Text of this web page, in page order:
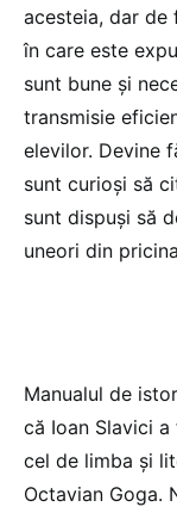
acesteia, dar de
în care este
sunt bune și
transmisie
elevilor. Devine
sunt curioși să
sunt dispuși să
uneori din
Manualul de
că Ioan Slavici
cel de limba și
Octavian Goga.